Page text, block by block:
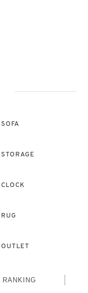
SOFA
STORAGE
CLOCK
RUG
OUTLET
RANKING